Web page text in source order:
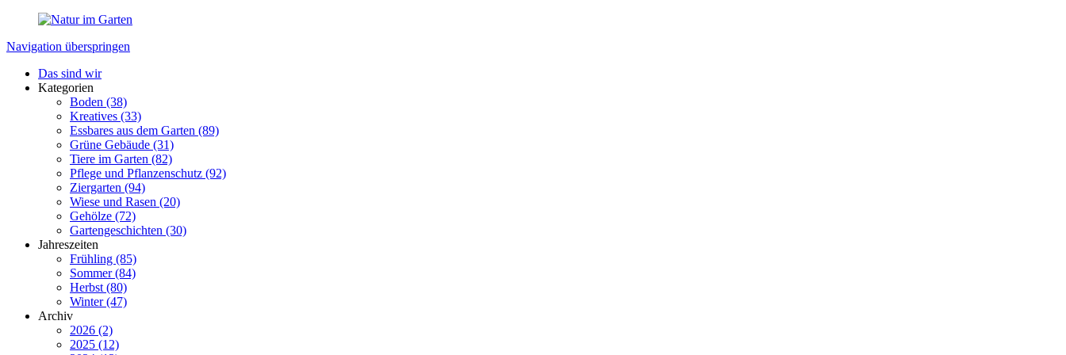
Navigation überspringen
Das sind wir
Kategorien
Boden (38)
Kreatives (33)
Essbares aus dem Garten (89)
Grüne Gebäude (31)
Tiere im Garten (82)
Pflege und Pflanzenschutz (92)
Ziergarten (94)
Wiese und Rasen (20)
Gehölze (72)
Gartengeschichten (30)
Jahreszeiten
Frühling (85)
Sommer(84)
Herbst (80)
Winter(47)
Archiv
2026 (2)
2025 (12)